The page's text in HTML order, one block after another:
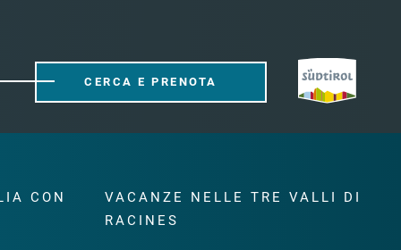
CERCA E PRENOTA
CON
VACANZE NELLE TRE VALLI DI
RACINES